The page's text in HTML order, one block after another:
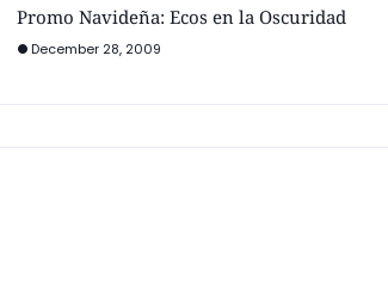
Promo Navideña: Ecos en la Oscuridad
December 28, 2009